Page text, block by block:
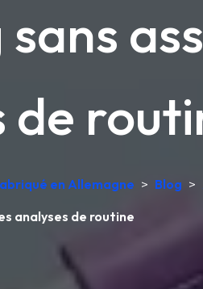
de
en Allemagne > Blog >
analyses de routine